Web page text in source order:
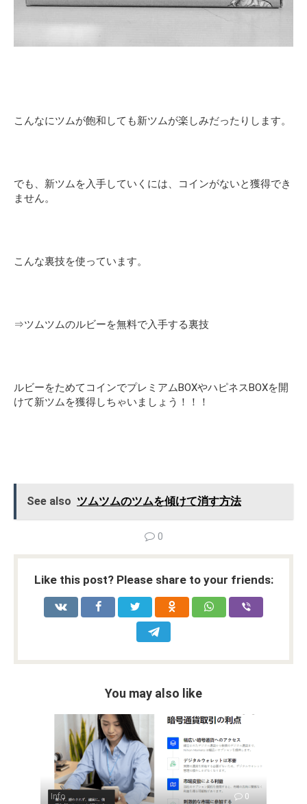
こんなにツムが飽和しても新ツムが楽しみだったりします。
でも、新ツムを入手していくには、コインがないと獲得でき
ません。
こんな裏技を使っています。
⇒ツムツムのルビーを無料で入手する裏技
ルビーをためてコインでプレミアムBOXやハピネスBOXを開
けて新ツムを獲得しちゃいましょう！！！
See also ツムツムのツムを傾けて消す方法
0
Like this post? Please share to your friends:
You may also like
Info 0